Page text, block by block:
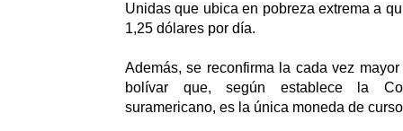
Unidas que ubica en pobreza extrema a
1,25 dólares por día.
Además, se reconfirma la cada vez
bolívar que, según establece la
suramericano, es la única moneda de